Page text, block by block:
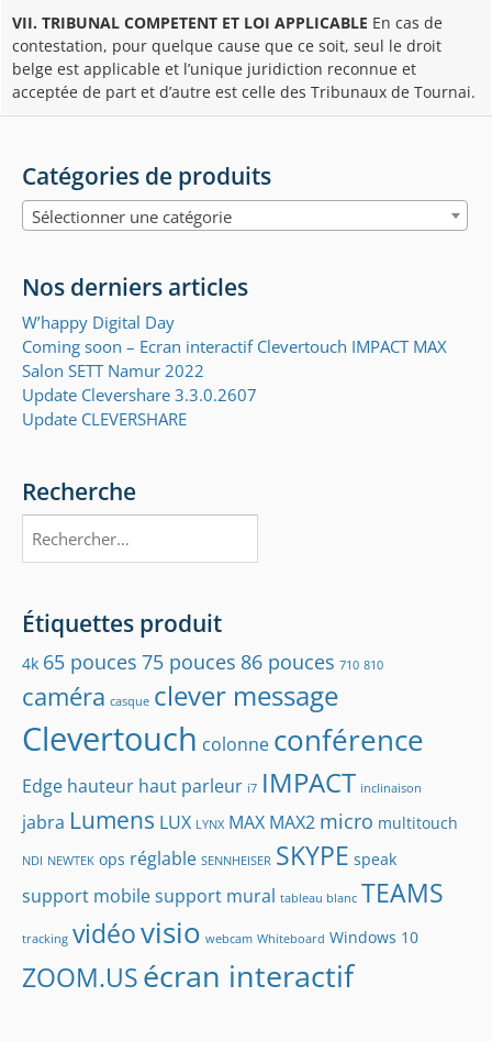
VII. TRIBUNAL COMPETENT ET LOI APPLICABLE En cas de
contestation, pour quelque cause que ce soit, seul le droit
belge est applicable et l’unique juridiction reconnue et
acceptée de part et d’autre est celle des Tribunaux de Tournai.
Catégories de produits
Sélectionner une catégorie
Nos derniers articles
W’happy Digital Day
Coming soon – Ecran interactif Clevertouch IMPACT MAX
Salon SETT Namur 2022
Update Clevershare 3.3.0.2607
Update CLEVERSHARE
Recherche
Étiquettes produit
4k 65 pouces 75 pouces 86 pouces 710 810
caméra casque clever message
Clevertouch colonne conférence
Edge hauteur haut parleur i7 IMPACT inclinaison
jabra Lumens LUX LYNX MAX MAX2 micro multitouch
NDI NEWTEK ops réglable SENNHEISER SKYPE speak
support mobilesupport mural tableau blanc TEAMS
tracking vidéovisio webcam Whiteboard Windows 10
ZOOM.USécran interactif